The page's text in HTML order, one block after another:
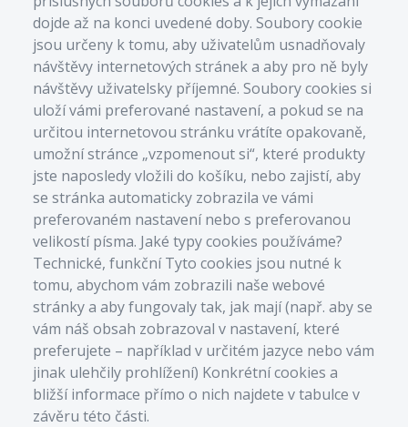
dojde až na konci uvedené doby. Soubory cookie
jsou určeny k tomu, aby uživatelům usnadňovaly
návštěvy internetových stránek a aby pro ně byly
návštěvy uživatelsky příjemné. Soubory cookies si
uloží vámi preferované nastavení, a pokud se na
určitou internetovou stránku vrátíte opakovaně,
umožní stránce „vzpomenout si“, které produkty
jste naposledy vložili do košíku, nebo zajistí, aby
se stránka automaticky zobrazila ve vámi
preferovaném nastavení nebo s preferovanou
velikostí písma. Jaké typy cookies používáme?
Technické, funkční Tyto cookies jsou nutné k
tomu, abychom vám zobrazili naše webové
stránky a aby fungovaly tak, jak mají (např. aby se
vám náš obsah zobrazoval v nastavení, které
preferujete – například v určitém jazyce nebo vám
jinak ulehčily prohlížení) Konkrétní cookies a
bližší informace přímo o nich najdete v tabulce v
závěru této části.